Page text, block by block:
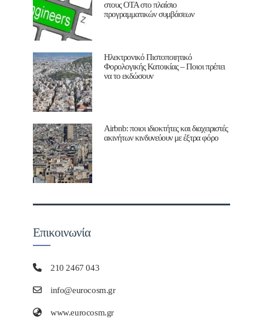
στους ΟΤΑ στο πλαίσιο
προγραμματικών συμβάσεων
Ηλεκτρονικό Πιστοποιητικό
Φορολογικής Κατοικίας – Ποιοι πρέπει
να το εκδώσουν
Airbnb: ποιοι ιδιοκτήτες και διαχειριστές
ακινήτων κινδυνεύουν με έξτρα φόρο
Επικοινωνία
210 2467 043
info@eurocosm.gr
www.eurocosm.gr